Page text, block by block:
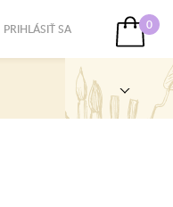
PRIHLÁSIŤ SA 0